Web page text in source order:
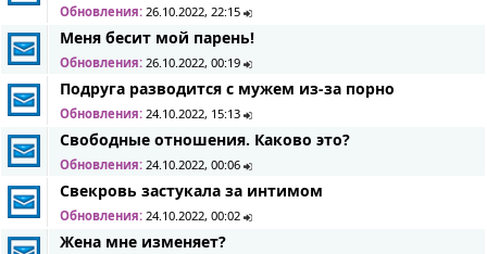
Обновления: 26.10.2022, 22:15
Меня бесит мой парень!
Обновления: 26.10.2022, 00:19
Подруга разводится с мужем из-за порно
Обновления: 24.10.2022, 15:13
Свободные отношения. Каково это?
Обновления: 24.10.2022, 00:06
Свекровь застукала за интимом
Обновления: 24.10.2022, 00:02
Жена мне изменяет?